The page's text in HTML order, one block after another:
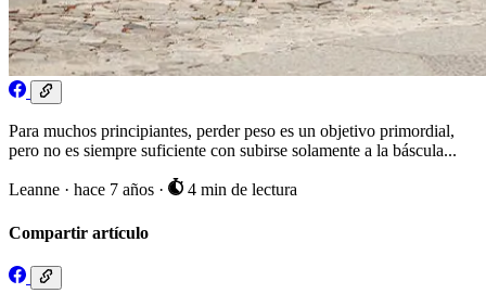
Para muchos principiantes, perder peso es un objetivo primordial,
pero no es siempre suficiente con subirse solamente a la báscula...
Leanne · hace 7 años · 4 min de lectura
Compartir artículo